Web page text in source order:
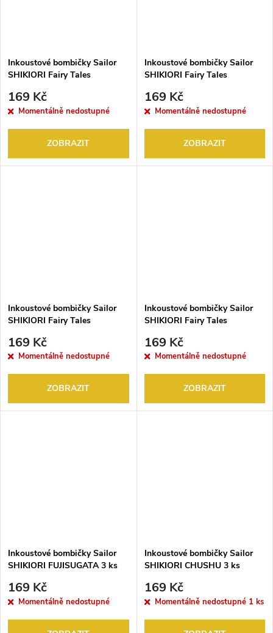
Inkoustové bombičky Sailor
SHIKIORI Fairy Tales
169 Kč
Momentálně nedostupné
ZOBRAZIT
Inkoustové bombičky Sailor
SHIKIORI Fairy Tales
3 ks
169 Kč
Momentálně nedostupné
ZOBRAZIT
Inkoustové bombičky Sailor
SHIKIORI Fairy Tales
Headdress) 3 ks
169 Kč
Momentálně nedostupné
ZOBRAZIT
Inkoustové bombičky Sailor
SHIKIORI Fairy Tales
Treasure Chest) 3 ks
169 Kč
Momentálně nedostupné
ZOBRAZIT
Inkoustové bombičky Sailor
SHIKIORI FUJISUGATA 3 ks
169 Kč
Momentálně nedostupné
Inkoustové bombičky Sailor
SHIKIORI CHUSHU 3 ks
169 Kč
Momentálně nedostupné 1 ks